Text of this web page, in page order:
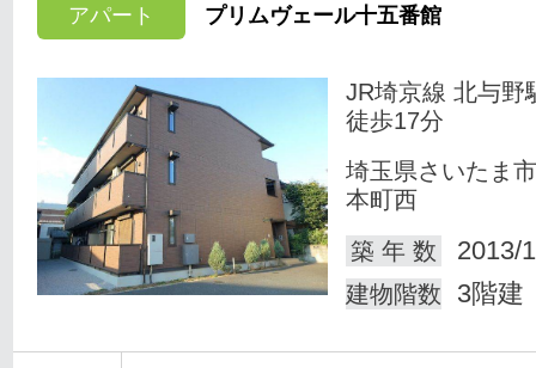
アパート プリムヴェール十五番館
JR埼京線 北与野
徒歩17分
埼玉県さいたま
本町西
築 年 数
2013/
建物階数 3階建